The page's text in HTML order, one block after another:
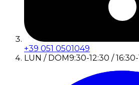
+39 051 0501049
LUN / DOM9:30-12:30 /